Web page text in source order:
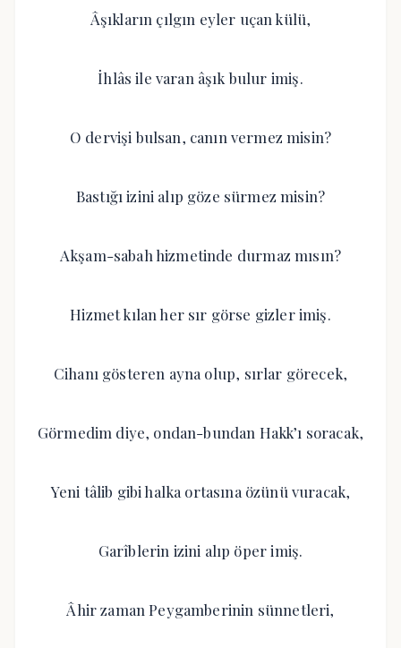
Âşıkların çılgın eyler uçan külü,
İhlâs ile varan âşık bulur imiş.
O dervişi bulsan, canın vermez misin?
Bastığı izini alıp göze sürmez misin?
Akşam-sabah hizmetinde durmaz mısın?
Hizmet kılan her sır görse gizler imiş.
Cihanı gösteren ayna olup, sırlar görecek,
Görmedim diye, ondan-bundan Hakk’ı soracak,
Yeni tâlib gibi halka ortasına özünü vuracak,
Garîblerin izini alıp öper imiş.
Âhir zaman Peygamberinin sünnetleri,